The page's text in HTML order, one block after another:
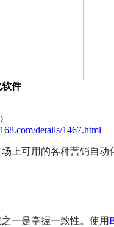
软件
details/1467.html
上可用的各种营销自动
一是掌握一致性。使用